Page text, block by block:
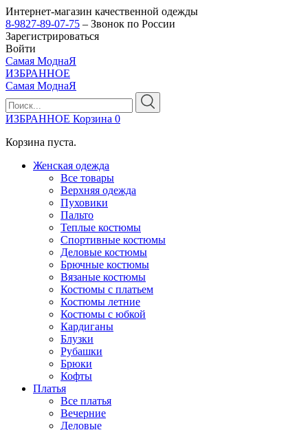
Интернет-магазин качественной одежды
8-9827-89-07-75 – Звонок по России
Зарегистрироваться
Войти
Самая МоднаЯ
ИЗБРАННОЕ
Самая МоднаЯ
ИЗБРАННОЕ Корзина 0
Корзина пуста.
Женская одежда
Все товары
Верхняя одежда
Пуховики
Пальто
Теплые костюмы
Спортивные костюмы
Деловые костюмы
Брючные костюмы
Вязаные костюмы
Костюмы с платьем
Костюмы летние
Костюмы с юбкой
Кардиганы
Блузки
Рубашки
Брюки
Кофты
Платья
Все платья
Вечерние
Деловые